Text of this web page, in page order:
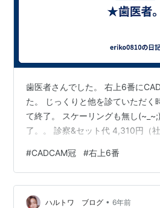
歯医者さんでした。 右上6番に
た。 じっくりと他を診ていただく
て終了。 スケーリングも無し
了。。 診察&セット代 4,310円（社
#CADCAM冠 #右上6番
ハルトワ ブログ • 6年前